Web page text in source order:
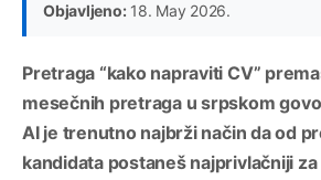
Objavljeno:18. May 2026.
Pretraga “kako napraviti CV”
mesečnih pretraga u srpskom
AI je trenutno najbrži način da od
kandidata postaneš najprivlačniji